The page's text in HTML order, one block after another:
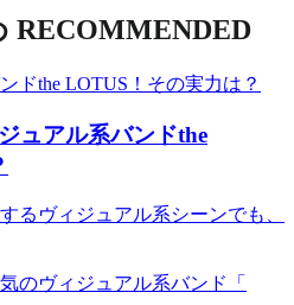
RECOMMENDED
ュアル系バンドthe
るヴィジュアル系シーンでも、